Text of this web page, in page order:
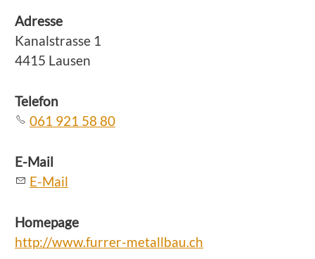
Adresse
Kanalstrasse 1
4415 Lausen
Telefon
061 921 58 80
E-Mail
E-Mail
Homepage
http://www.furrer-metallbau.ch